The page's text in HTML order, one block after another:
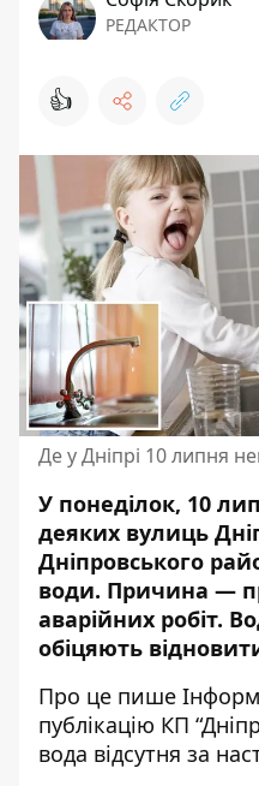
РЕДАКТОР
👍
Де у Дніпрі 10 липня
У понеділок, 10
деяких вулиць
Дніпровського
води. Причина —
аварійних робіт.
обіцяють
Про це пише
публікацію КП
вода відсутня за